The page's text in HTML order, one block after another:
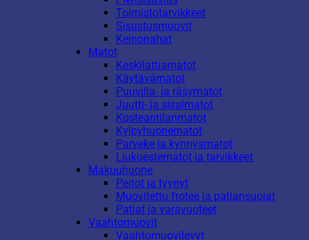
Toimistotarvikkeet
Sisustusmuovit
Keinonahat
Matot
Keskilattiamatot
Käytävämatot
Puuvilla- ja räsymatot
Juutti- ja sisalmatot
Kosteantilanmatot
Kylpyhuonematot
Parveke ja kynnysmatot
Liukuestematot ja tarvikkeet
Makuuhuone
Peitot ja tyynyt
Muovitettu frotee ja patjansuojat
Patjat ja varavuoteet
Vaahtomuovit
Vaahtomuovilevyt